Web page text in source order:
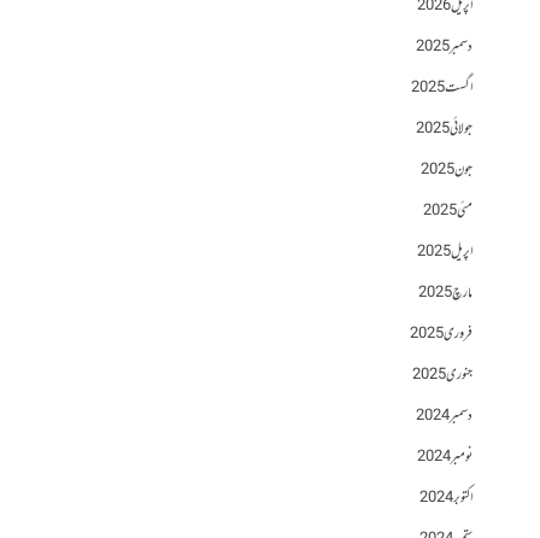
اپریل 2026
دسمبر 2025
اگست 2025
جولائی 2025
جون 2025
مئی 2025
اپریل 2025
مارچ 2025
فروری 2025
جنوری 2025
دسمبر 2024
نومبر 2024
اکتوبر 2024